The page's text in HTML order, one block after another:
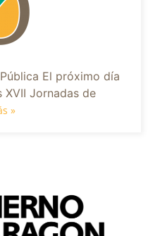
El próximo día
Jornadas de
»